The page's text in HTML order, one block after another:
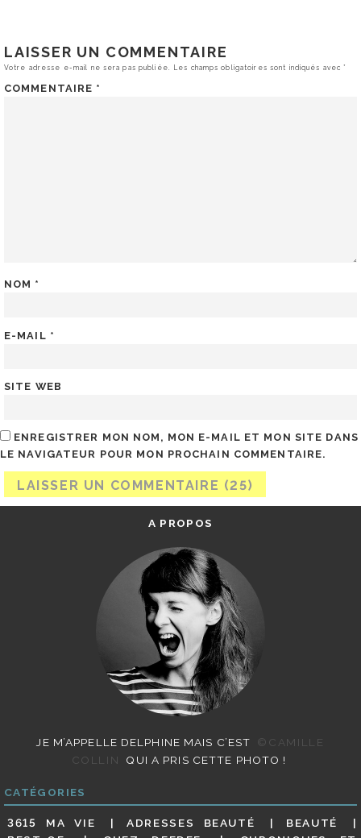
LAISSER UN COMMENTAIRE
Votre adresse e-mail ne sera pas publiée. Les champs obligatoires sont indiqués avec*
COMMENTAIRE *
NOM *
E-MAIL *
SITE WEB
ENREGISTRER MON NOM, MON E-MAIL ET MON SITE DANS
LE NAVIGATEUR POUR MON PROCHAIN COMMENTAIRE.
A PROPOS
JE M’APPELLE DELPHINE MAIS C’EST
©CAMILLE
COLLIN
QUI A PRIS CETTE PHOTO !
CATÉGORIES
3615 MA VIE ADRESSES BEAUTÉ
BEAUTÉ